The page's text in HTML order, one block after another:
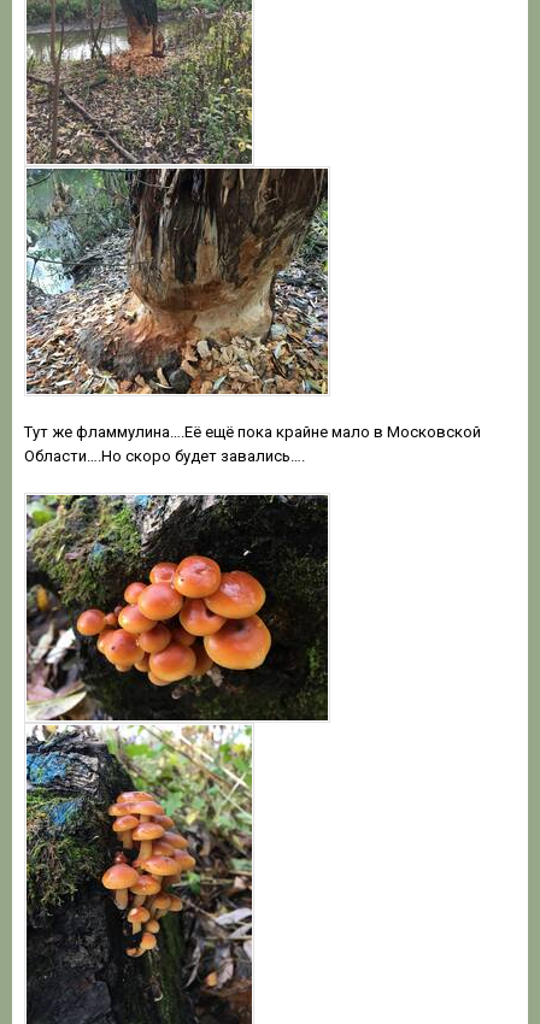
Тут же фламмулина….Её ещё пока крайне мало в Московской
Области….Но скоро будет завались….